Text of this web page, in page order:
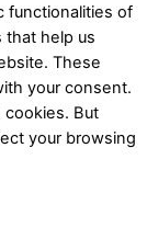
functionalities of
that help us
These
your consent.
But
your browsing